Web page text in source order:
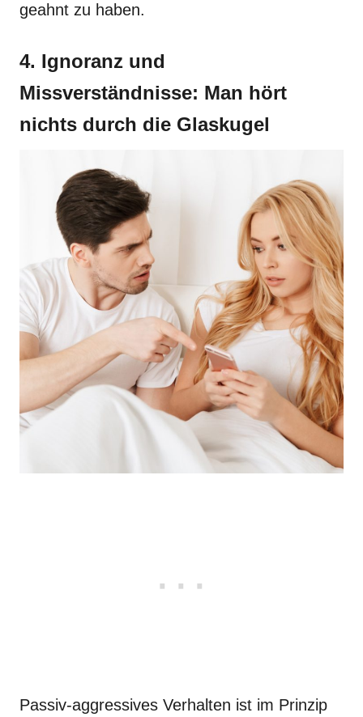
geahnt zu haben.
4. Ignoranz und
Missverständnisse: Man hört
nichts durch die Glaskugel
Passiv-aggressives Verhalten ist im Prinzip